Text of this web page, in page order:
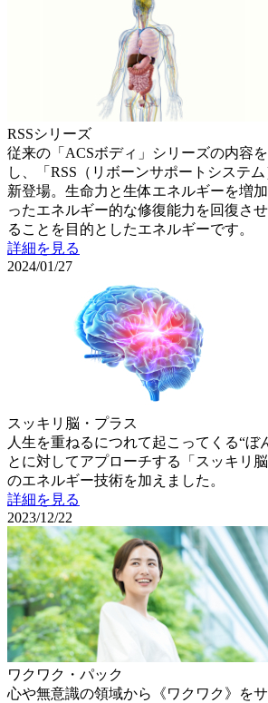
RSSシリーズ
従来の「ACSボディ」シリーズの内容
し、「RSS（リボーンサポートシステ
新登場。生命力と生体エネルギーを増
ったエネルギー的な修復能力を回復さ
ることを目的としたエネルギーです。
詳細を見る
2024/01/27
スッキリ脳・プラス
人生を重ねるにつれて起こってくる“ぼ
とに対してアプローチする「スッキリ
のエネルギー技術を加えました。
詳細を見る
2023/12/22
ワクワク・パック
心や無意識の領域から《ワクワク》を